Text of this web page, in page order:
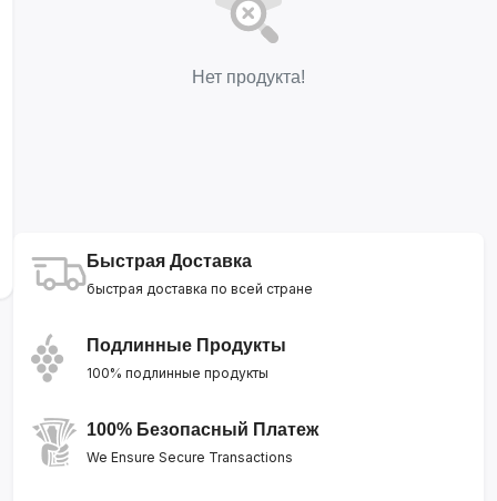
Нет продукта!
Быстрая Доставка
быстрая доставка по всей стране
Подлинные Продукты
100% подлинные продукты
100% Безопасный Платеж
We Ensure Secure Transactions